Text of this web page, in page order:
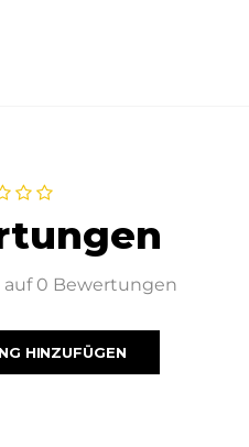
auf 0 Bewertungen
HINZUFÜGEN